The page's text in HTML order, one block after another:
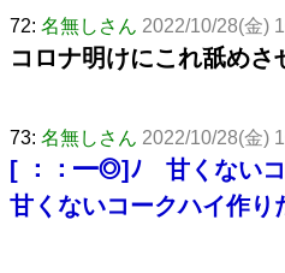
72: 名無しさん 2022/10/28(金)
コロナ明けにこれ舐めさ
73: 名無しさん 2022/10/28(金)
[ ：：━◎]ﾉ 甘くないコ
甘くないコークハイ作り